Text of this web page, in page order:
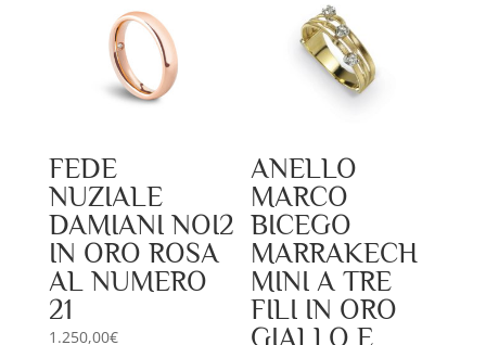
FEDE
NUZIALE
DAMIANI NOI2
IN ORO ROSA
AL NUMERO
21
1.250,00€
ANELLO
MARCO
BICEGO
MARRAKECH
MINI A TRE
FILI IN ORO
GIALLO E